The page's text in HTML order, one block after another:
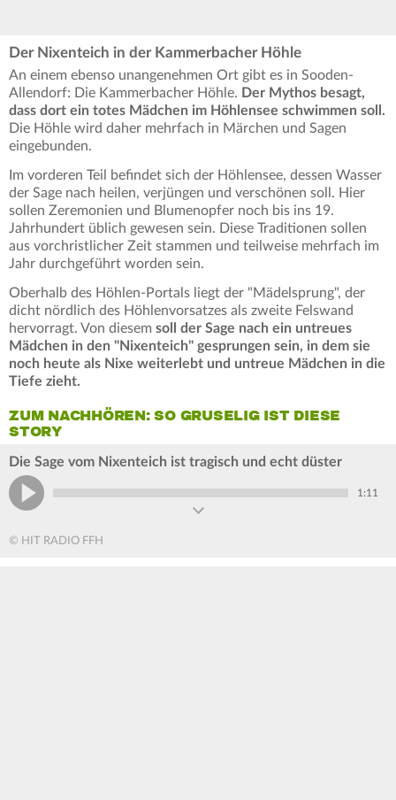
Der Nixenteich in der Kammerbacher Höhle
An einem ebenso unangenehmen Ort gibt es in Sooden-
Allendorf: Die Kammerbacher Höhle. Der Mythos besagt,
dass dort ein totes Mädchen im Höhlensee schwimmen soll.
Die Höhle wird daher mehrfach in Märchen und Sagen
eingebunden.
Im vorderen Teil befindet sich der Höhlensee, dessen Wasser
der Sage nach heilen, verjüngen und verschönen soll. Hier
sollen Zeremonien und Blumenopfer noch bis ins 19.
Jahrhundert üblich gewesen sein. Diese Traditionen sollen
aus vorchristlicher Zeit stammen und teilweise mehrfach im
Jahr durchgeführt worden sein.
Oberhalb des Höhlen-Portals liegt der "Mädelsprung", der
dicht nördlich des Höhlenvorsatzes als zweite Felswand
hervorragt. Von diesem soll der Sage nach ein untreues
Mädchen in den "Nixenteich" gesprungen sein, in dem sie
noch heute als Nixe weiterlebt und untreue Mädchen in die
Tiefe zieht.
ZUM NACHHÖREN: SO GRUSELIG IST DIESE
STORY
Die Sage vom Nixenteich ist tragisch und echt düster
1:11
© HIT RADIO FFH